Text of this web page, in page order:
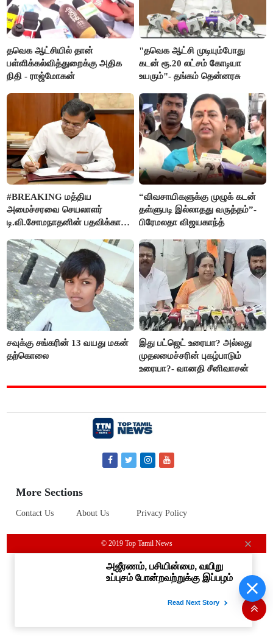
தவெக ஆட்சியில் தான்
பள்ளிக்கல்வித்துறைக்கு அதிக
நிதி - ராஜ்மோகன்
"தவெக ஆட்சி முடியும்போது
கடன் ரூ.20 லட்சம் கோடியா
உயரும்"- தங்கம் தென்னரசு
#BREAKING மத்திய
அமைச்சரவை செயலாளர்
டி.வி.சோமநாதனின் பதவிக்காலம்
“விவசாயிகளுக்கு முழுக் கடன்
தள்ளுபடி இல்லாதது வருத்தம்”-
பிரேமலதா விஜயகாந்த்
சவுக்கு சங்கரின் 13 வயது மகன்
தற்கொலை
இது பட்ஜெட் உரையா? அல்லது
முதலமைச்சரின் புகழ்பாடும்
உரையா?- வானதி சீனிவாசன்
More Sections
Contact Us About Us Privacy Policy
© 2019 Top Tamil News
பிளாஸ்டிக் ரூபாய் நோட்டுகளை
வங்கி: முதற்கட்டமாக ரூ.10,